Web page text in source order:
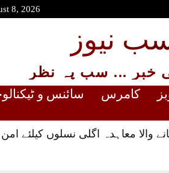
8, 2026
نیوز
خبر ... سب پہ نظر
کامرس سائنس و
والا معاہدہ اگلی نسلوں کیلئے